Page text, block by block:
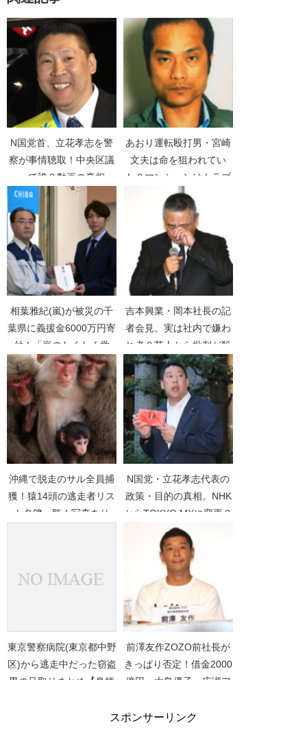
N国党首、立花孝志を警
察が事情聴取！中央区議
って誰？動画の真相
【NHKから国民を守る
あおり運転殴打男・宮崎
文夫は命を狙われてい
た？マンションはトラブ
ル続出
相葉雅紀(嵐)が被災の千
葉県に義援金6000万円寄
付！「嵐のわくわく学
校」の収益金
吉本興業・岡本社長の記
者会見。実は社内で嫌わ
れ者？芸人から批判が殺
到【闇営業】
沖縄で脱走のサル全員捕
獲！猿14頭の逃走者リス
ト名簿一覧！写真あり
N国党・立花孝志代表の
政策・目的の真相。NHK
からTOKYO MXに変更？
【5時に夢中！】【マツ
コデラックス】【崎陽
軒】
東京警察病院(東京都中野
区)から逃走中だった窃盗
男の足取りまとめ【身柄
前澤友作ZOZO前社長が
きっぱり否定！借金2000
億円、大島優子、広瀬ア
スポンサーリンク